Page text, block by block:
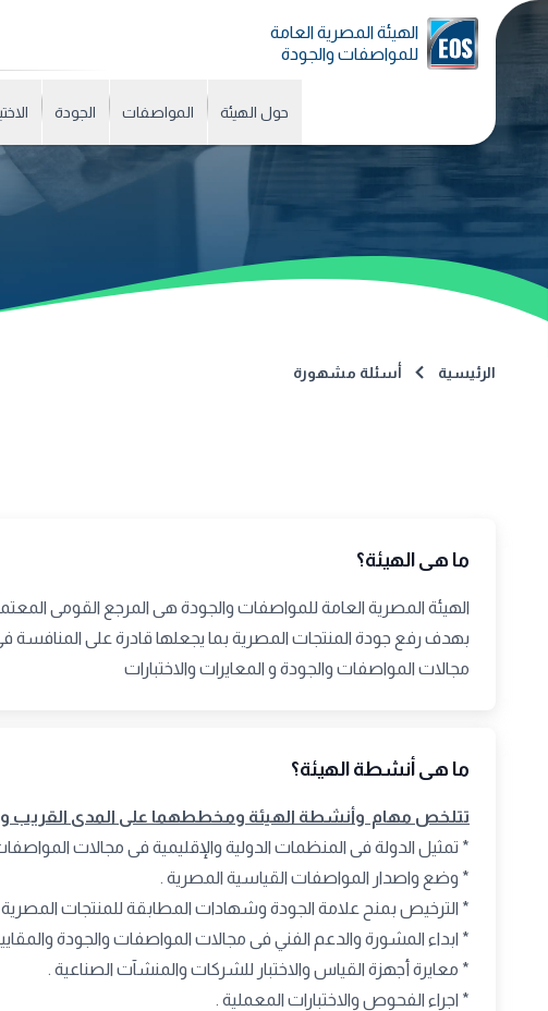
الهيئة المصرية العامة
للمواصفات والجودة
حول الهيئة المواصفات الجودة
الرئيسية أسئلة مشهورة
ما هى الهيئة؟
الهيئة المصرية العامة للمواصفات والجودة هى المرجع القومى
بهدف رفع جودة المنتجات المصرية بما يجعلها قادرة على المنافسة
مجالات المواصفات والجودة و المعايرات والاختبارات
ما هى أنشطة الهيئة؟
تتلخص مهام وأنشطة الهيئة ومخططهما على المدى القريب
* تمثيل الدولة فى المنظمات الدولية والإقليمية فى مجالات
* وضع واصدار المواصفات القياسية المصرية .
* الترخيص بمنح علامة الجودة وشهادات المطابقة للمنتجات المصرية
* ابداء المشورة والدعم الفني فى مجالات المواصفات والجودة
* معايرة أجهزة القياس والاختبار للشركات والمنشآت الصناعية .
* اجراء الفحوص والاختبارات المعملية .